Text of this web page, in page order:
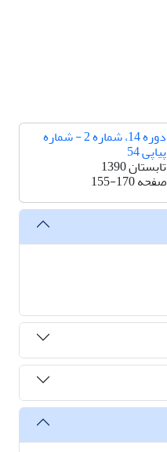
دوره 14، شماره 2 - شماره
پیاپی 54
تابستان 1390
صفحه155-170